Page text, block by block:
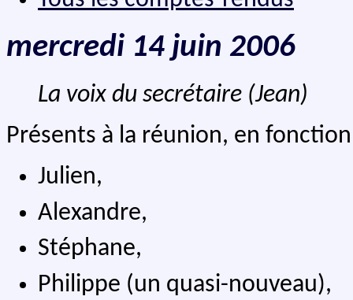
mercredi 14 juin 2006
La voix du secrétaire (Jean)
Présents à la réunion, en
Julien,
Alexandre,
Stéphane,
Philippe (un quasi-nouveau),